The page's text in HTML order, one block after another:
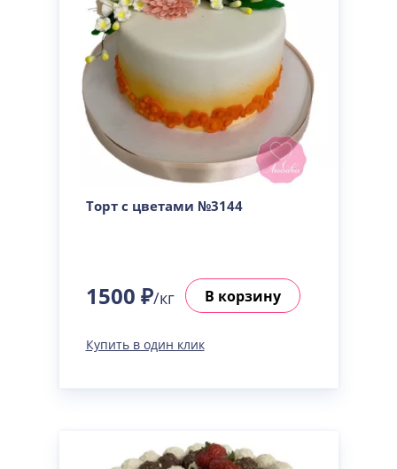
Торт с цветами №3144
1500 ₽/кг В корзину
Купить в один клик